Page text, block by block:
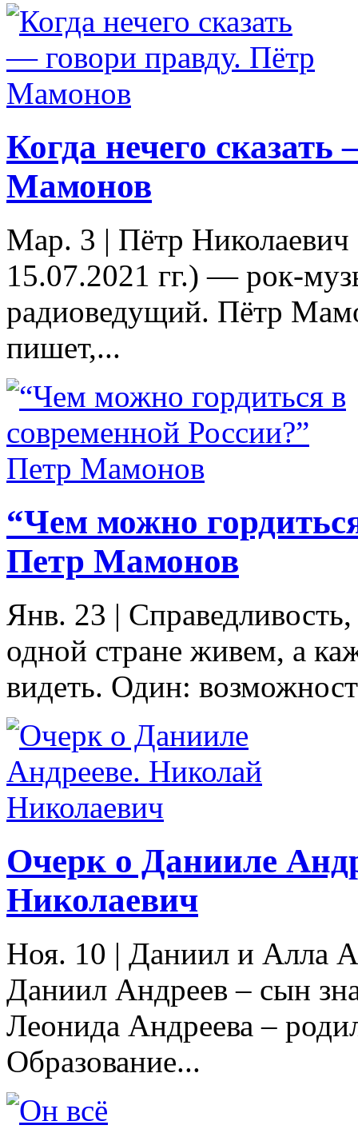
Когда нечего
Мамонов
Мар. 3 | Пётр
15.07.2021 гг.) — рок-
радиоведущий. Пётр
пишет,...
“Чем можно
Петр Мамонов
Янв. 23 |
одной стране живем, а
видеть. Один:
Очерк о Данииле
Николаевич
Ноя. 10 | Даниил и Алла
Даниил Андреев – сын
Леонида Андреева –
Образование...